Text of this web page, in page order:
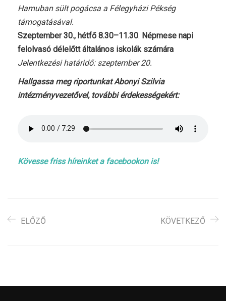
Hamuban sült pogácsa a Félegyházi Pékség
támogatásával.
Szeptember 30., hétfő 8.30–11.30. Népmese napi
felolvasó délelőtt általános iskolák számára
Jelentkezési határidő: szeptember 20.
Hallgassa meg riportunkat Abonyi Szilvia
intézményvezetővel, további érdekességekért:
Kövesse friss híreinket a facebookon is!
ELŐZŐ KÖVETKEZŐ